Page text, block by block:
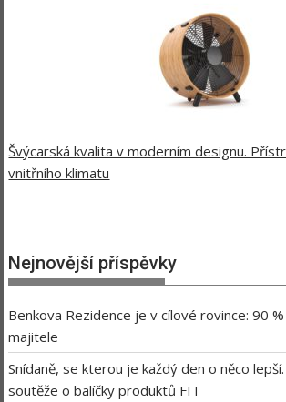
Švýcarská kvalita v moderním designu.
vnitřního klimatu
Nejnovější příspěvky
Benkova Rezidence je v cílové rovince: 90
majitele
Snídaně, se kterou je každý den o něco
soutěže o balíčky produktů FIT